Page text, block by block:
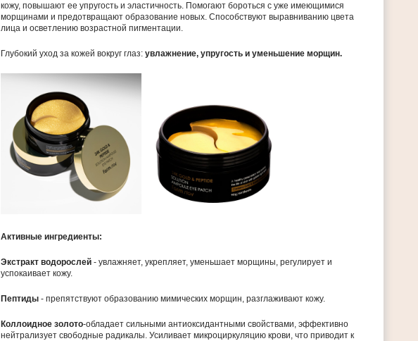
кожу, повышают ее упругость и эластичность. Помогают бороться с уже имеющимися
морщинами и предотвращают образование новых. Способствуют выравниванию цвета
лица и осветлению возрастной пигментации.
Глубокий уход за кожей вокруг глаз: увлажнение, упругость и уменьшение морщин.
Активные ингредиенты:
Экстракт водорослей - увлажняет, укрепляет, уменьшает морщины, регулирует и
успокаивает кожу.
Пептиды - препятствуют образованию мимических морщин, разглаживают кожу.
Коллоидное золото-обладает сильными антиоксидантными свойствами, эффективно
нейтрализует свободные радикалы. Усиливает микроциркуляцию крови, что приводит к